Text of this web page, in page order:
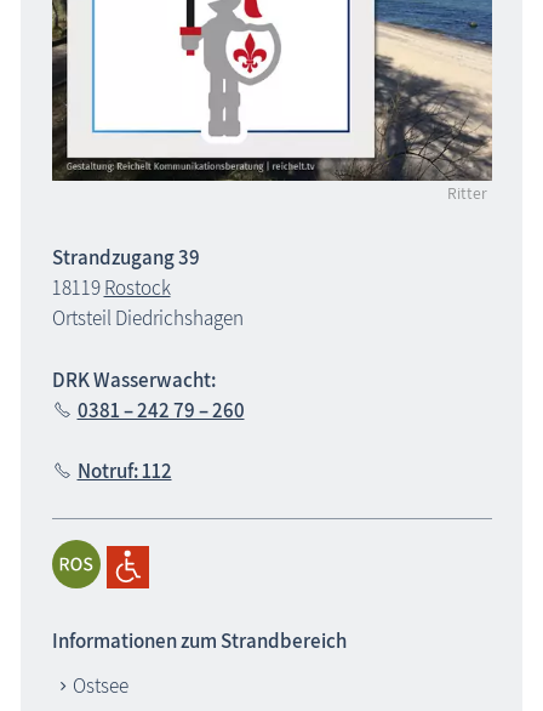
Ritter
Strandzugang 39
18119Rostock
Ortsteil Diedrichshagen
DRK Wasserwacht:
0381 – 242 79 – 260
Notruf: 112
Informationen zum Strandbereich
Ostsee